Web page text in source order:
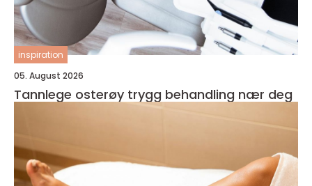
inspiration
05. August 2026
Tannlege osterøy trygg behandling nær deg